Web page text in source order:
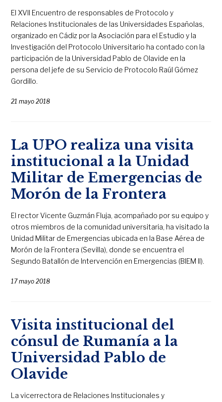
El XVII Encuentro de responsables de Protocolo y
Relaciones Institucionales de las Universidades Españolas,
organizado en Cádiz por la Asociación para el Estudio y la
Investigación del Protocolo Universitario ha contado con la
participación de la Universidad Pablo de Olavide en la
persona del jefe de su Servicio de Protocolo Raúl Gómez
Gordillo.
21 mayo 2018
La UPO realiza una visita
institucional a la Unidad
Militar de Emergencias de
Morón de la Frontera
El rector Vicente Guzmán Fluja, acompañado por su equipo y
otros miembros de la comunidad universitaria, ha visitado la
Unidad Militar de Emergencias ubicada en la Base Aérea de
Morón de la Frontera (Sevilla), donde se encuentra el
Segundo Batallón de Intervención en Emergencias (BIEM II).
17 mayo 2018
Visita institucional del
cónsul de Rumanía a la
Universidad Pablo de
Olavide
La vicerrectora de Relaciones Institucionales y